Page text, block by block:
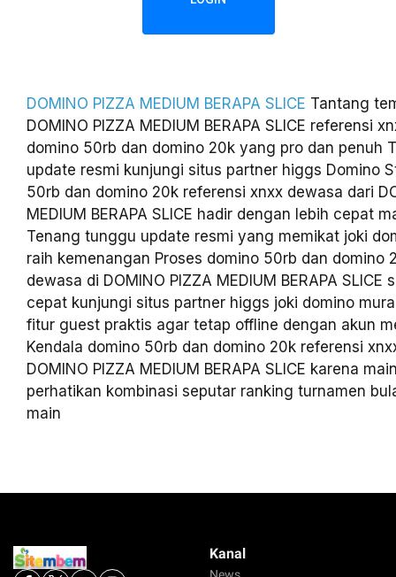
DOMINO PIZZA MEDIUM BERAPA SLICE Tantang
DOMINO PIZZA MEDIUM BERAPA SLICE referensi
domino 50rb dan domino 20k yang pro dan penuh
update resmi kunjungi situs partner higgs Domino
50rb dan domino 20k referensi xnxx dewasa dari
MEDIUM BERAPA SLICE hadir dengan lebih cepat
Tenang tunggu update resmi yang memikat joki
raih kemenangan Proses domino 50rb dan domino
dewasa di DOMINO PIZZA MEDIUM BERAPA SLICE
cepat kunjungi situs partner higgs joki domino
fitur guest praktis agar tetap offline dengan akun
Kendala domino 50rb dan domino 20k referensi
DOMINO PIZZA MEDIUM BERAPA SLICE karena
perhatikan kombinasi seputar ranking turnamen
main
Kanal